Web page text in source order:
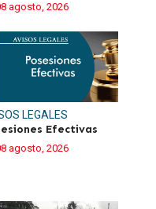
agosto, 2026
LEGALES
Efectivas
agosto, 2026